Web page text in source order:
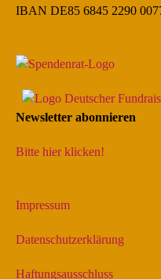
IBAN DE85 6845 2290
Newsletter abonnieren
Bitte hier klicken!
Impressum
Datenschutzerklärung
Haftungsausschluss